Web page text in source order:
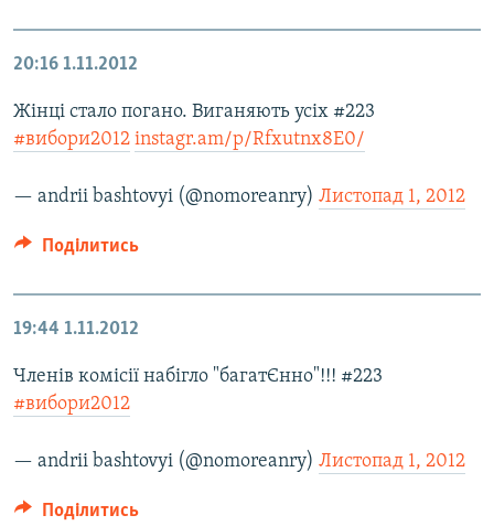
20:16 1.11.2012
Жінці стало погано. Виганяють усіх #223
#вибори2012 instagr.am/p/Rfxutnx8E0/
— andrii bashtovyi (@nomoreanry) Листопад 1, 2012
Поділитись
19:44 1.11.2012
Членів комісії набігло "багатЄнно"!!! #223
#вибори2012
— andrii bashtovyi (@nomoreanry) Листопад 1, 2012
Поділитись